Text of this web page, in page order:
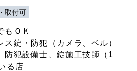
取付可
もＯＫ
ス錠・防犯（カメラ、ベル）
犯設備士、錠施工技師（1
る店